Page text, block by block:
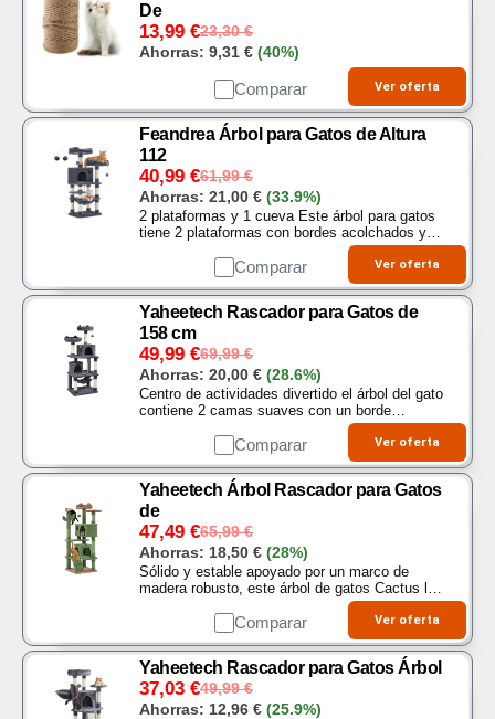
De
23,30€
13,99 €
Ahorras: 9,31 € (40%)
Comparar Ver oferta
Feandrea Árbol para Gatos de Altura
112
61,99€
40,99 €
Ahorras: 21,00 € (33.9%)
2 plataformas y 1 cueva Este árbol para gatos
tiene 2 plataformas con bordes acolchados y
una cueva, que ofrecen espacio para la
observación y el descanso, es adecuado para
familias con…
Comparar Ver oferta
Yaheetech Rascador para Gatos de
158 cm
69,99€
49,99 €
Ahorras: 20,00 € (28.6%)
Centro de actividades divertido el árbol del gato
contiene 2 camas suaves con un borde
elevado, 2 pelotas, 2 habitaciones espaciosas y
un agujero con una cuerda colgante de sisal
que ofrece…
Comparar Ver oferta
Yaheetech Árbol Rascador para Gatos
de
65,99€
47,49 €
Ahorras: 18,50 € (28%)
Sólido y estable apoyado por un marco de
madera robusto, este árbol de gatos Cactus le
permite albergar 2 o 3 gatos medianos como
Birmania sagrada, siamés, exótico,etc. Buen
diseño este…
Comparar Ver oferta
Yaheetech Rascador para Gatos Árbol
49,99€
37,03 €
Ahorras: 12,96 € (25.9%)